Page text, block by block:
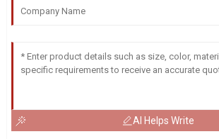
AI Helps Write